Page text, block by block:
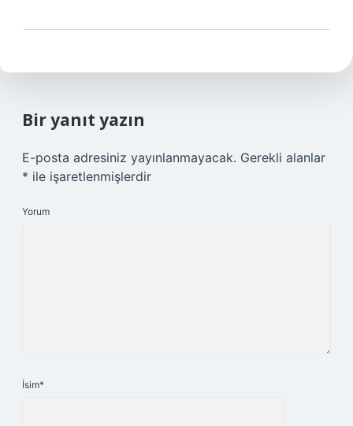
Bir yanıt yazın
E-posta adresiniz yayınlanmayacak. Gerekli alanlar
* ile işaretlenmişlerdir
Yorum
İsim*